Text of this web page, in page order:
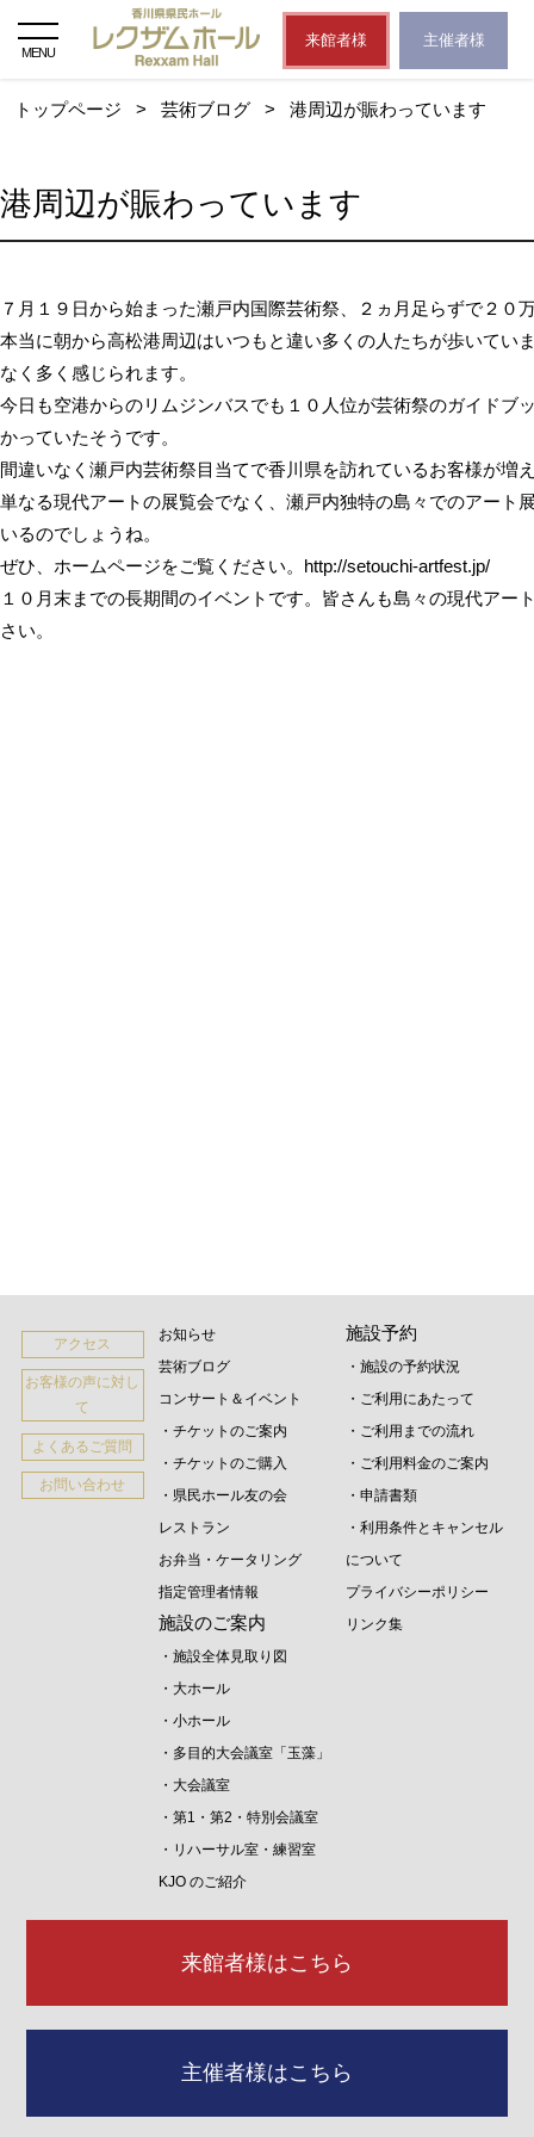
MENU
来館者様 主催者様
トップページ > 芸術ブログ > 港周辺が賑わっています
港周辺が賑わっています
７月１９日から始まった瀬戸内国際芸術祭、２ヵ月足らずで２０
本当に朝から高松港周辺はいつもと違い多くの人たちが歩いてい
なく多く感じられます。
今日も空港からのリムジンバスでも１０人位が芸術祭のガイドブ
かっていたそうです。
間違いなく瀬戸内芸術祭目当てで香川県を訪れているお客様が増
単なる現代アートの展覧会でなく、瀬戸内独特の島々でのアート
いるのでしょうね。
ぜひ、ホームページをご覧ください。http://setouchi-artfest.jp/
１０月末までの長期間のイベントです。皆さんも島々の現代アー
さい。
アクセス
お客様の声に対し
て
よくあるご質問
お問い合わせ
お知らせ
芸術ブログ
コンサート＆イベント
・チケットのご案内
・チケットのご購入
・県民ホール友の会
レストラン
お弁当・ケータリング
指定管理者情報
施設のご案内
・施設全体見取り図
・大ホール
・小ホール
・多目的大会議室「玉藻」
・大会議室
・第1・第2・特別会議室
・リハーサル室・練習室
KJO のご紹介
施設予約
・施設の予約状況
・ご利用にあたって
・ご利用までの流れ
・ご利用料金のご案内
・申請書類
・利用条件とキャンセル
について
プライバシーポリシー
リンク集
来館者様はこちら
主催者様はこちら